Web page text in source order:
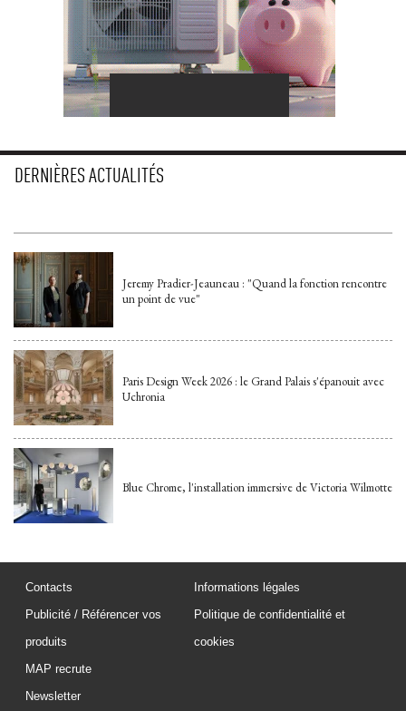
DERNIÈRES ACTUALITÉS
Jeremy Pradier-Jeauneau : "Quand la fonction rencontre
un point de vue"
Paris Design Week 2026 : le Grand Palais s'épanouit avec
Uchronia
Blue Chrome, l'installation immersive de Victoria Wilmotte
Contacts
Publicité / Référencer vos
produits
MAP recrute
Newsletter
Informations légales
Politique de confidentialité et
cookies